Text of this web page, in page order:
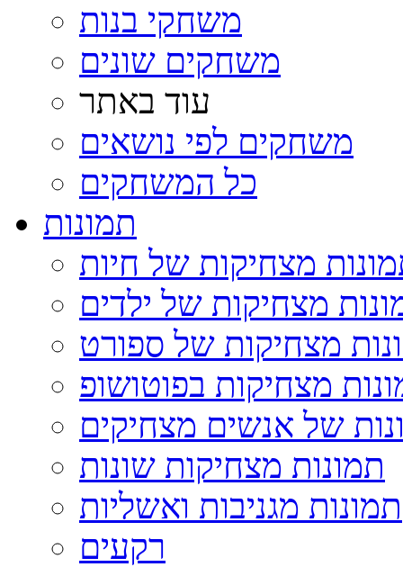
משחקי בנות
משחקים שונים
עוד באתר
משחקים לפי נושאים
כל המשחקים
תמונות
מצחיקות של חיות
מצחיקות של ילדים
מצחיקות של ספורט
מצחיקות בפוטושופ
של אנשים מצחיקים
תמונות מצחיקות שונות
תמונות מגניבות ואשליות
רקעים